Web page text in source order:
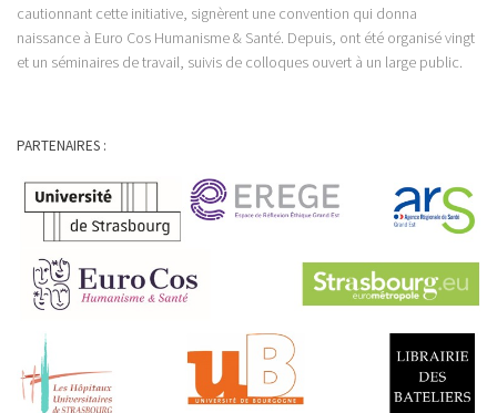
cautionnant cette initiative, signèrent une convention qui donna
naissance à Euro Cos Humanisme & Santé. Depuis, ont été organisé vingt
et un séminaires de travail, suivis de colloques ouvert à un large public.
PARTENAIRES :